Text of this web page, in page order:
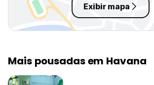
Exibir mapa
Mais pousadas em Havana